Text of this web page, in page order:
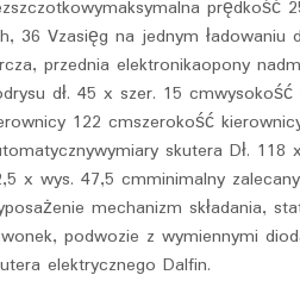
36 Vzasięg na jednym ładowaniu
przednia elektronikaopony
dł. 45 x szer. 15
122 cmszerokość
skutera Dł.
x wys. 47,5 cmminimalny
mechanizm składania,
podwozie z wymiennymi
elektrycznego Dalfin.